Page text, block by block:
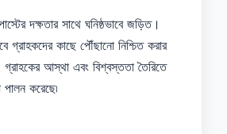
দক্ষতার সাথে ঘনিষ্ঠভাবে জড়িত।
গ্রাহকদের কাছে পৌঁছানো নিশ্চিত করার
আস্থা এবং বিশ্বস্ততা তৈরিতে
করেছে৷